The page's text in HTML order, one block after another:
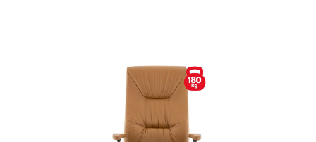
Bildergalerie überspringen